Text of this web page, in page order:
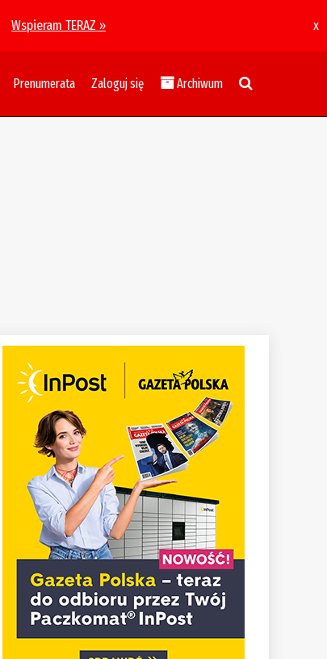
Wspieram TERAZ » x
Prenumerata Zaloguj się Archiwum